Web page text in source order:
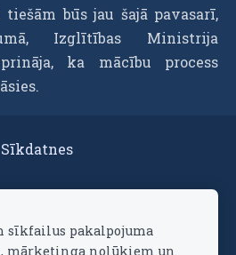
būs jau šajā pavasarī,
Izglītības Ministrija
ka mācību process
Sīkdatnes
sīkfailus pakalpojuma
mārketinga nolūkiem un